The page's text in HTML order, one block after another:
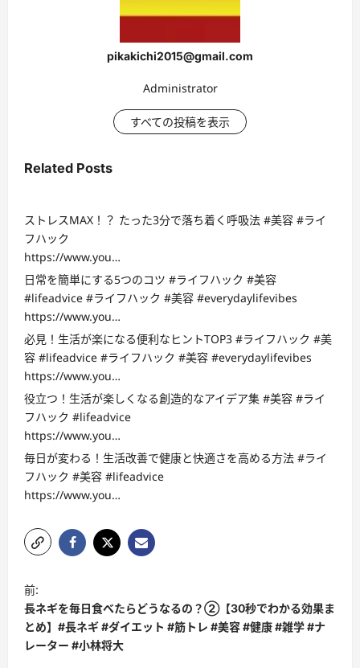
pikakichi2015@gmail.com
Administrator
すべての投稿を表示
Related Posts
ストレスMAX！？ たった3分で落ち着く呼吸法 #美容 #ライ
フハック
https://www.you…
日常を簡単にする5つのコツ #ライフハック #美容
#lifeadvice #ライフハック #美容 #everydaylifevibes
https://www.you…
必見！生活が楽になる便利なヒントTOP3 #ライフハック #美
容 #lifeadvice #ライフハック #美容 #everydaylifevibes
https://www.you…
役立つ！生活が楽しくなる創造的なアイデア集 #美容 #ライ
フハック #lifeadvice
https://www.you…
毎日が変わる！生活改善で健康と快適さを高める方法 #ライ
フハック #美容 #lifeadvice
https://www.you…
投
稿
ナ
ビ
前:
長ネギを毎日食べたらどうなるの？②【30秒でわかる効果ま
とめ】#長ネギ #ダイエット #筋トレ #美容 #健康 #雑学 #ナ
レーター #小林将大